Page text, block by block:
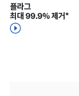
플라그
최대 99.9% 제거*